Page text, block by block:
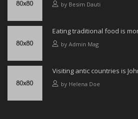
by Besim Dauti
Eating traditional food is
by Admin Mag
Visiting antic countries is
by Helena Doe